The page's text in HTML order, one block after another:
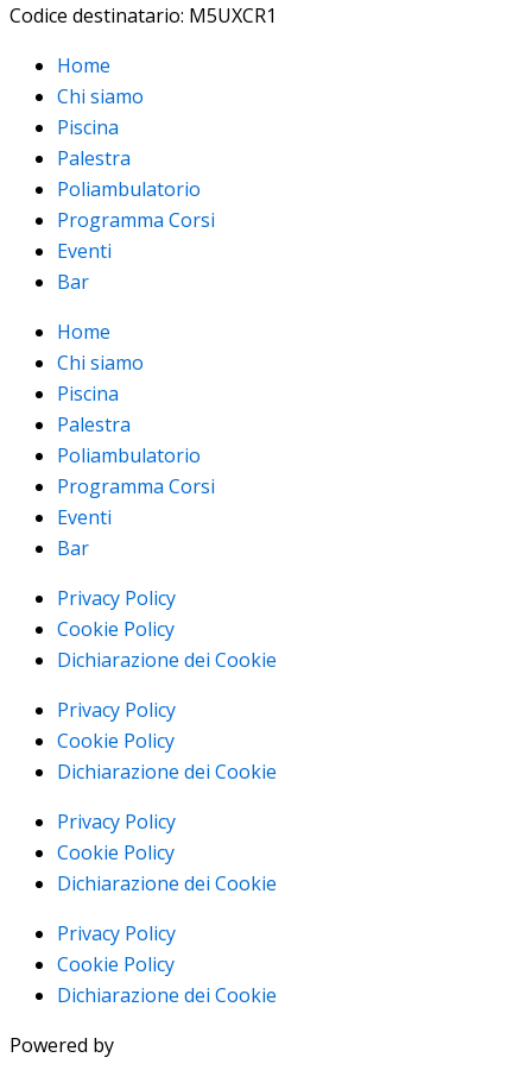
Codice destinatario: M5UXCR1
Home
Chi siamo
Piscina
Palestra
Poliambulatorio
Programma Corsi
Eventi
Bar
Home
Chi siamo
Piscina
Palestra
Poliambulatorio
Programma Corsi
Eventi
Bar
Privacy Policy
Cookie Policy
Dichiarazione dei Cookie
Privacy Policy
Cookie Policy
Dichiarazione dei Cookie
Privacy Policy
Cookie Policy
Dichiarazione dei Cookie
Privacy Policy
Cookie Policy
Dichiarazione dei Cookie
Powered by